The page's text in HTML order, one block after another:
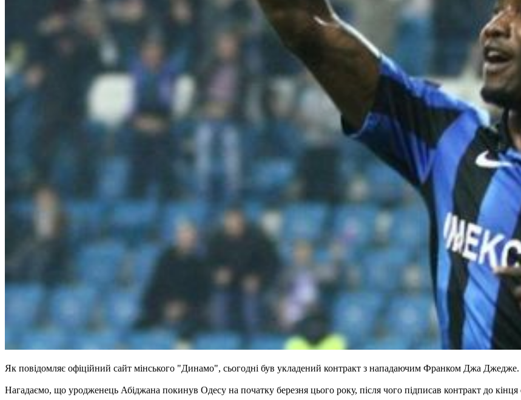
Як повідомляє офіційний сайт мінського "Динамо", сьогодні був укладений контракт з нападаючим Франком Джа Джедже.
Нагадаємо, що уродженець Абіджана покинув Одесу на початку березня цього року, після чого підписав контракт до